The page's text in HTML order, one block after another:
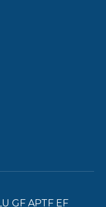
GF APTF EF